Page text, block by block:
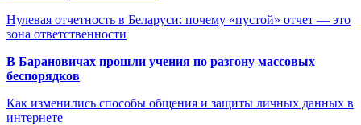
Нулевая отчетность в Беларуси: почему «пустой» отчет — это
зона ответственности
В Барановичах прошли учения по разгону массовых
беспорядков
Как изменились способы общения и защиты личных данных в
интернете